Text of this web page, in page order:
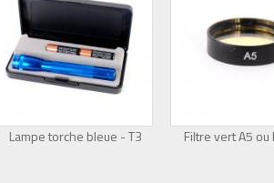
Lampe torche bleue - T3 Filtre vert A5 ou